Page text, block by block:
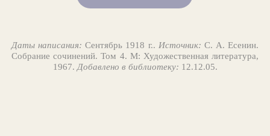
Даты написания: Сентябрь 1918 г.. Источник: С. А. Есенин.
Собрание сочинений. Том 4. М: Художественная литература,
1967.Добавлено в библиотеку: 12.12.05.